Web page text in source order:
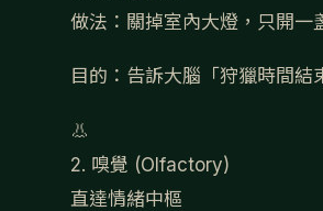
做法： 關掉室內大燈，只開一
目的： 告訴大腦「狩獵時間結
👃
2. 嗅覺 (Olfactory)
直達情緒中樞